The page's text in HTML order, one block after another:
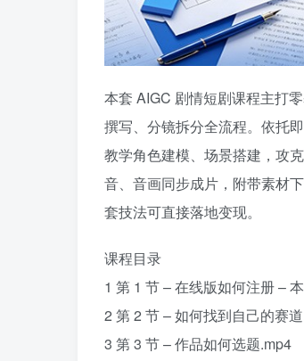
本套 AIGC 剧情短剧课程主打
撰写、分镜拆分全流程。依托
教学角色建模、场景搭建，攻
音、音画同步成片，附带素材
套技法可直接落地变现。
课程目录
1 第 1 节 – 在线版如何注册 –
2 第 2 节 – 如何找到自己的赛
3 第 3 节 – 作品如何选题.mp4